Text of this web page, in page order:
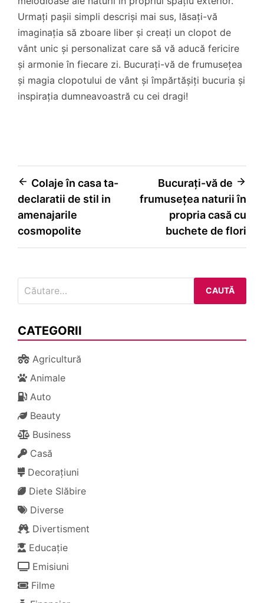
Urmați pașii simpli descriși mai sus, lăsați-vă
imaginația să zboare liber și creați un clopot de
vânt unic și personalizat care să vă aducă fericire
și armonie în fiecare zi. Bucurați-vă de frumusețea
și magia clopotului de vânt și împărtășiți bucuria și
inspirația dumneavoastră cu cei dragi!
Navigare
în
articole
Colaje în casa ta-
declaratii de stil in
amenajarile
cosmopolite
Bucurați-vă de
frumusețea naturii în
propria casă cu
buchete de flori
după:
CATEGORII
Agricultură
Animale
Auto
Beauty
Business
Casă
Decorațiuni
Diete Slăbire
Diverse
Divertisment
Educație
Emisiuni
Filme